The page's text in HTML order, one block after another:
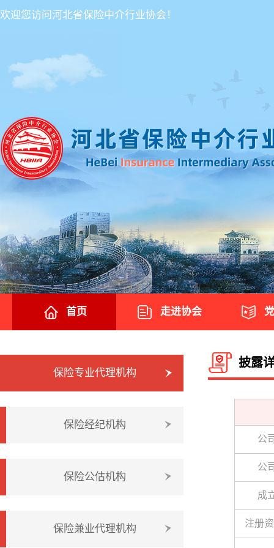
欢迎您访问河北省保险中介行业协会！
首页 走进协会
保险专业代理机构
保险经纪机构
保险公估机构
保险兼业代理机构
披露
公
公
成
注册